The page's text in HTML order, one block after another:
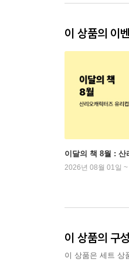
이 상품의 이
이달의 책 8월 : 산
2026년 08월 01일
이 상품의 구
이 상품은 세트 상